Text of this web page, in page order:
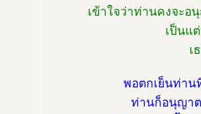
เข้าใจว่าท่านคงจะอ
เป็นแ
เ
พอตกเย็นท่าน
ท่านก็อนุญา